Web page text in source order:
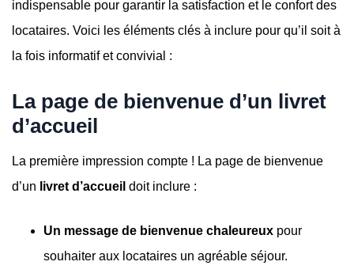
indispensable pour garantir la satisfaction et le confort des
locataires. Voici les éléments clés à inclure pour qu’il soit à
la fois informatif et convivial :
La page de bienvenue d’un livret
d’accueil
La première impression compte ! La page de bienvenue
d’un livret d’accueil doit inclure :
Un message de bienvenue chaleureux pour
souhaiter aux locataires un agréable séjour.